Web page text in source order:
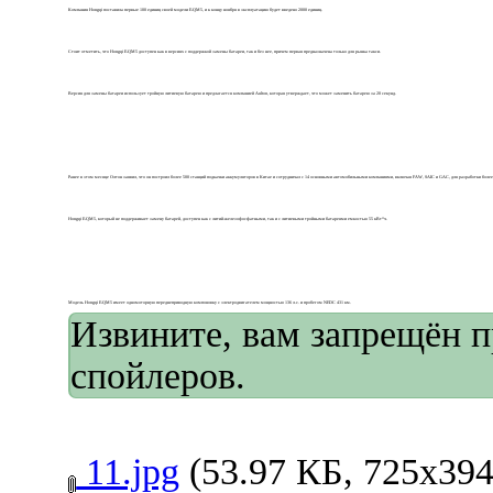
Компания Hongqi поставила первые 100 единиц своей модели E-QM5, и к концу ноября в эксплуатацию будет введено 2000 единиц.
Стоит отметить, что Hongqi E-QM5 доступен как в версиях с поддержкой замены батареи, так и без нее, причем первая предназначена только для рынка такси.
Версия для замены батареи использует тройную литиевую батарею и предлагается компанией Aulton, которая утверждает, что может заменить батарею за 20 секунд.
Ранее в этом месяце Олтон заявил, что он построил более 500 станций подкачки аккумуляторов в Китае и сотрудничал с 14 основными автомобильными компаниями, включая FAW, SAIC и GAC, для разработки
Hongqi E-QM5, который не поддерживает замену батарей, доступен как с литий-железофосфатными, так и с литиевыми тройными батареями емкостью 55 кВт*ч.
Модель Hongqi E-QM5 имеет одномоторную переднеприводную компоновку с электродвигателем мощностью 136 л.с. и пробегом NEDC 431 км.
Извините, вам запрещён
спойлеров.
11.jpg (53.97 КБ,